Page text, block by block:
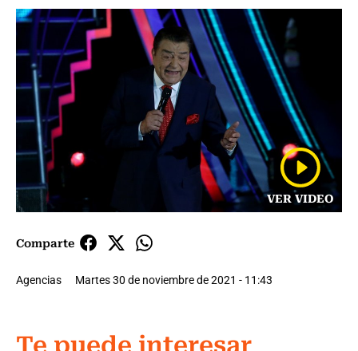
VER VIDEO
Comparte
Agencias Martes 30 de noviembre de 2021 - 11:43
Te puede interesar